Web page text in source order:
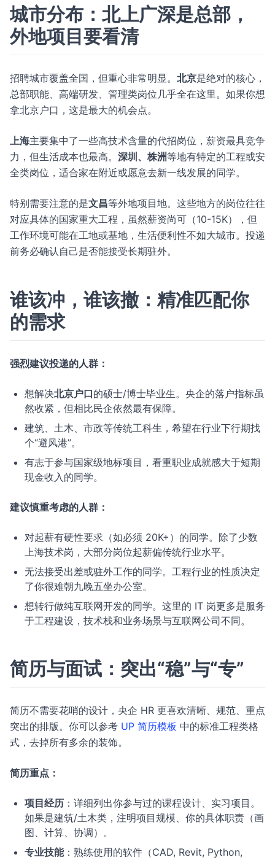
城市分布：北上广深是总部，
外地项目要看清
招聘城市覆盖全国，但重心非常明显。 北京是绝对的核心，
总部职能、高端研发、管理类岗位几乎全在这里。如果你想
拿北京户口，这是最大的机会点。
上海主要集中了一些高技术含量的代招岗位，薪资最具竞争
力，但生活成本也最高。 深圳、株洲等地有特定的工程或安
全类岗位，适合家在附近或愿意去新一线发展的同学。
特别需要注意的是文昌等外地项目地。这些地方的岗位往往
对应具体的国家重大工程，虽然薪资尚可（10-15K），但
工作环境可能在工地或基地，生活便利性不如大城市。投递
前务必确认自己是否能接受长期驻外。
谁该冲，谁该撤：精准匹配你
的需求
强烈建议投递的人群：
想解决北京户口的硕士/博士毕业生。央企的落户指标虽
然收紧，但相比民企依然最有保障。
建筑、土木、市政等传统工科生，希望在行业下行期找
个“避风港”。
有志于参与国家级地标项目，看重职业成就感大于短期
现金收入的同学。
建议慎重考虑的人群：
对起薪有硬性要求（如必须 20K+）的同学。除了少数
上海技术岗，大部分岗位起薪偏传统行业水平。
无法接受出差或驻外工作的同学。工程行业的性质决定
了你很难朝九晚五坐办公室。
想转行做纯互联网开发的同学。这里的 IT 岗更多是服务
于工程建设，技术栈和业务场景与互联网公司不同。
简历与面试：突出“稳”与“专”
简历不需要花哨的设计，央企 HR 更喜欢清晰、规范、重点
突出的排版。你可以参考 UP 简历模板 中的标准工程类格
式，去掉所有多余的装饰。
简历重点：
项目经历 ：详细列出你参与过的课程设计、实习项目。
如果是建筑/土木类，注明项目规模、你的具体职责（画
图、计算、协调）。
专业技能：熟练使用的软件（CAD, Revit, Python,